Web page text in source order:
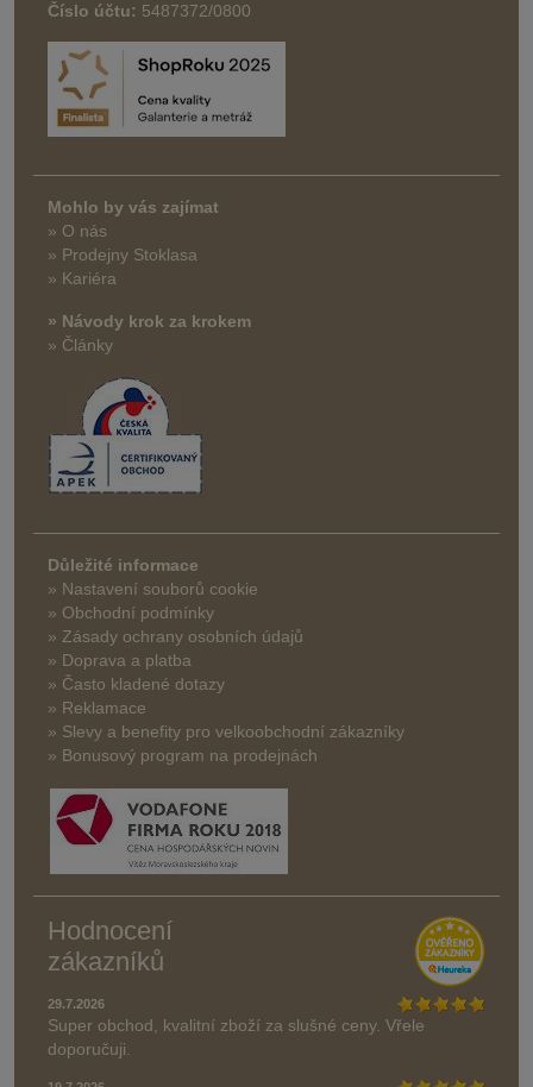
Číslo účtu: 5487372/0800
Mohlo by vás zajímat
» O nás
» Prodejny Stoklasa
» Kariéra
» Návody krok za krokem
» Články
Důležité informace
» Nastavení souborů cookie
» Obchodní podmínky
» Zásady ochrany osobních údajů
» Doprava a platba
» Často kladené dotazy
» Reklamace
» Slevy a benefity pro velkoobchodní zákazníky
» Bonusový program na prodejnách
Hodnocení
zákazníků
29.7.2026
Super obchod, kvalitní zboží za slušné ceny. Vřele
doporučuji.